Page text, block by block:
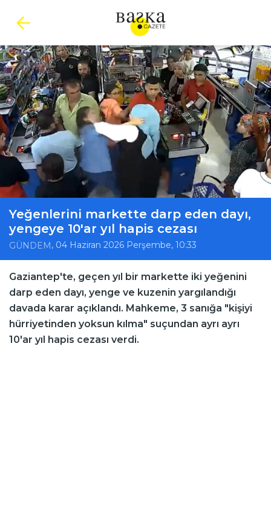
Yeğenlerini markette darp eden dayı,
yengeye 10'ar yıl hapis cezası
GÜNDEM , 04 Haziran 2026 Perşembe, 10:33
Gaziantep'te, geçen yıl bir markette iki yeğenini
darp eden dayı, yenge ve kuzenin yargılandığı
davada karar açıklandı. Mahkeme, 3 sanığa "kişiyi
hürriyetinden yoksun kılma" suçundan ayrı ayrı
10'ar yıl hapis cezası verdi.